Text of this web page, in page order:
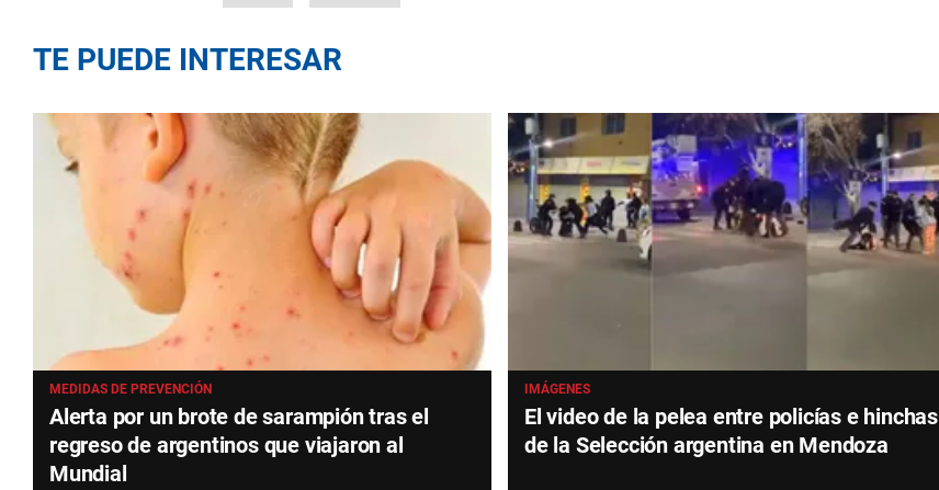
TE PUEDE INTERESAR
MEDIDAS DE PREVENCIÓN
Alerta por un brote de sarampión tras el
regreso de argentinos que viajaron al
Mundial
IMÁGENES
El video de la pelea entre policías e hinchas
de la Selección argentina en Mendoza